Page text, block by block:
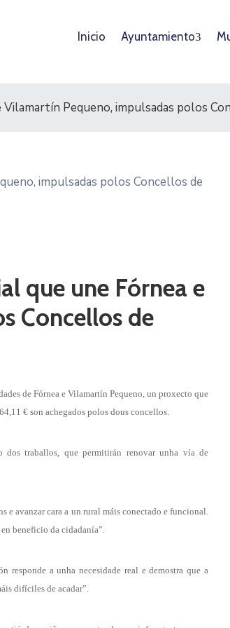
Inicio Ayuntamiento
Pequeno, impulsadas polos
que une Fórnea e
Concellos de
de Fórnea e Vilamartín Pequeno, un proxecto que
€ son achegados polos dous concellos.
dos traballos, que permitirán renovar unha vía de
e avanzar cara a un rural máis conectado e funcional.
beneficio da cidadanía”.
responde a unha necesidade real e demostra que a
difíciles de acadar”.